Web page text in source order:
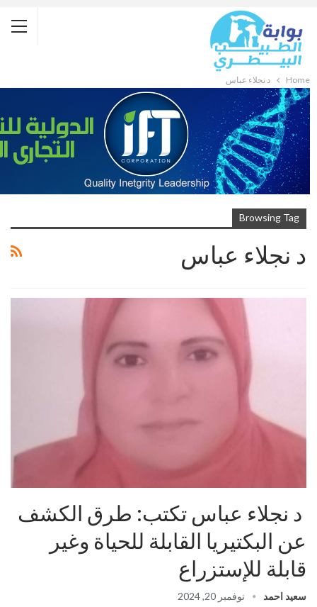
Home د نجلاء عباس
Browsing Tag
د نجلاء عباس
د نجلاء عباس تكتب: طرق الكشف
عن البكتيريا القابلة للحياة وغير
قابلة للإستزراع
سعيد احمد
نوفمبر 20, 2024